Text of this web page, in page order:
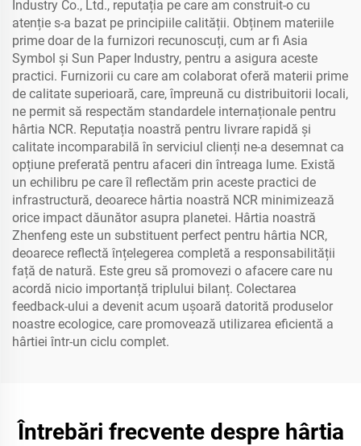
Industry Co., Ltd., reputația pe care am construit-o cu
atenție s-a bazat pe principiile calității. Obținem materiile
prime doar de la furnizori recunoscuți, cum ar fi Asia
Symbol și Sun Paper Industry, pentru a asigura aceste
practici. Furnizorii cu care am colaborat oferă materii prime
de calitate superioară, care, împreună cu distribuitorii locali,
ne permit să respectăm standardele internaționale pentru
hârtia NCR. Reputația noastră pentru livrare rapidă și
calitate incomparabilă în serviciul clienți ne-a desemnat ca
opțiune preferată pentru afaceri din întreaga lume. Există
un echilibru pe care îl reflectăm prin aceste practici de
infrastructură, deoarece hârtia noastră NCR minimizează
orice impact dăunător asupra planetei. Hârtia noastră
Zhenfeng este un substituent perfect pentru hârtia NCR,
deoarece reflectă înțelegerea completă a responsabilității
față de natură. Este greu să promovezi o afacere care nu
acordă nicio importanță triplului bilanț. Colectarea
feedback-ului a devenit acum ușoară datorită produselor
noastre ecologice, care promovează utilizarea eficientă a
hârtiei într-un ciclu complet.
Întrebări frecvente despre hârtia